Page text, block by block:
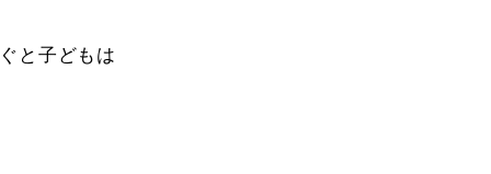
と子どもは